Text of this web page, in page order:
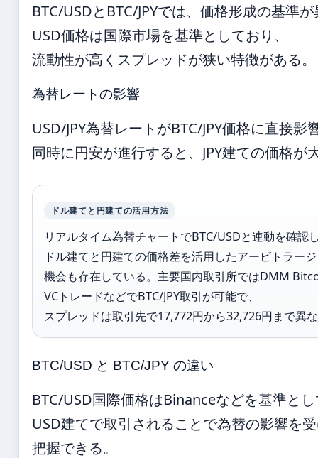
BTC/USDとBTC/JPYでは、価格形成の基準
USD価格は国際市場を基準としており、
流動性が高くスプレッドが狭い特徴がある。
為替レートの影響
USD/JPY為替レートがBTC/JPY価格に直接
同時に円安が進行すると、JPY建ての価格
ドル建てと円建ての活用方法
リアルタイム為替チャートでBTC/USDと連動を確認
ドル建てと円建ての価格差を活用したアービトラー
機会も存在している。主要国内取引所ではDMM
VCトレードなどでBTC/JPY取引が可能で、
スプレッドは取引先で17,772円から32,726円まで異
BTC/USD と BTC/JPY の違い
BTC/USD国際価格はBinanceなどを基準と
USD建てで取引されることで為替の影響を
把握できる。